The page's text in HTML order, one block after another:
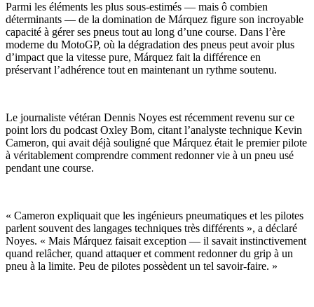
Parmi les éléments les plus sous-estimés — mais ô combien
déterminants — de la domination de Márquez figure son incroyable
capacité à gérer ses pneus tout au long d’une course. Dans l’ère
moderne du MotoGP, où la dégradation des pneus peut avoir plus
d’impact que la vitesse pure, Márquez fait la différence en
préservant l’adhérence tout en maintenant un rythme soutenu.
Le journaliste vétéran Dennis Noyes est récemment revenu sur ce
point lors du podcast Oxley Bom, citant l’analyste technique Kevin
Cameron, qui avait déjà souligné que Márquez était le premier pilote
à véritablement comprendre comment redonner vie à un pneu usé
pendant une course.
« Cameron expliquait que les ingénieurs pneumatiques et les pilotes
parlent souvent des langages techniques très différents », a déclaré
Noyes. « Mais Márquez faisait exception — il savait instinctivement
quand relâcher, quand attaquer et comment redonner du grip à un
pneu à la limite. Peu de pilotes possèdent un tel savoir-faire. »